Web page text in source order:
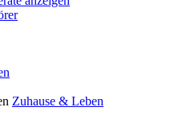
Zuhause & Leben